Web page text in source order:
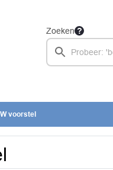
Zoeken
voorstel